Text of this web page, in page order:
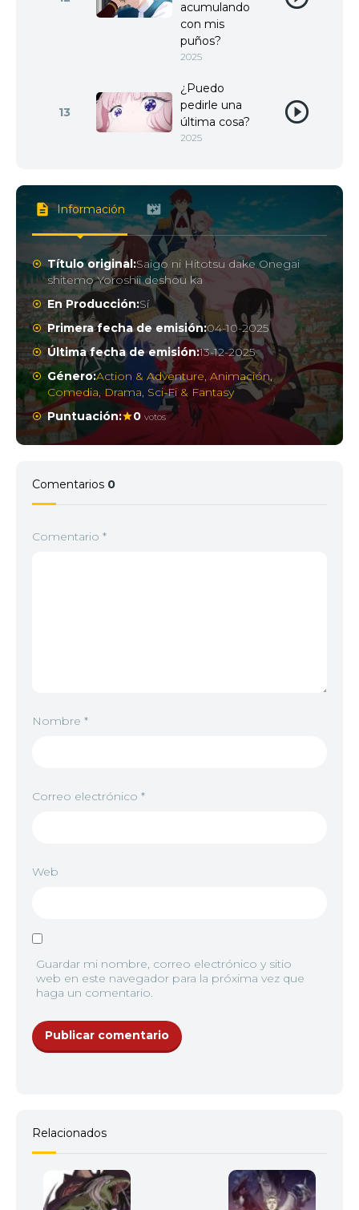
acumulando
con mis
puños?
2025
13
¿Puedo
pedirle una
última cosa?
2025
Información
Título original:Saigo ni Hitotsu dake Onegai
shitemo Yoroshii deshou ka
En Producción:Sí
Primera fecha de emisión:04-10-2025
Última fecha de emisión:13-12-2025
Género:Action & Adventure,Animación,
Comedia,Drama, Sci-Fi & Fantasy
Puntuación:
0 votos
Comentarios 0
Comentario *
Nombre *
Correo electrónico *
Web
Guardar mi nombre, correo electrónico y sitio
web en este navegador para la próxima vez que
haga un comentario.
Relacionados